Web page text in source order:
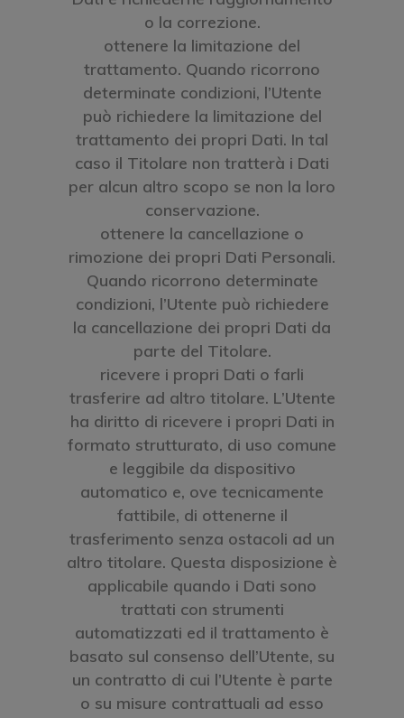
o la correzione.
ottenere la limitazione del
trattamento. Quando ricorrono
determinate condizioni, l’Utente
può richiedere la limitazione del
trattamento dei propri Dati. In tal
caso il Titolare non tratterà i Dati
per alcun altro scopo se non la loro
conservazione.
ottenere la cancellazione o
rimozione dei propri Dati Personali.
Quando ricorrono determinate
condizioni, l’Utente può richiedere
la cancellazione dei propri Dati da
parte del Titolare.
ricevere i propri Dati o farli
trasferire ad altro titolare. L’Utente
ha diritto di ricevere i propri Dati in
formato strutturato, di uso comune
e leggibile da dispositivo
automatico e, ove tecnicamente
fattibile, di ottenerne il
trasferimento senza ostacoli ad un
altro titolare. Questa disposizione è
applicabile quando i Dati sono
trattati con strumenti
automatizzati ed il trattamento è
basato sul consenso dell’Utente, su
un contratto di cui l’Utente è parte
o su misure contrattuali ad esso